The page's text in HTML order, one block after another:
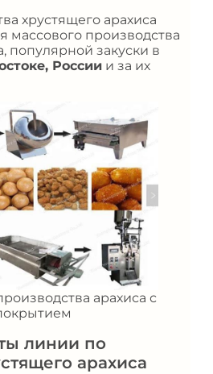
хрустящего арахиса
массового производства
популярной закуски в
России и за их
арахиса с
линии по
арахиса